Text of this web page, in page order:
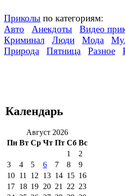
Приколы по категориям:
Авто
Анекдоты Видео
Криминал
Люди Мода
Природа
Пятница Разное
Календарь
Август 2026
Пн Вт Ср Чт Пт Сб Вс
1
2
3
4 5 6 7 8
9
10 11 12 13 14 15 16
17 18 19 20 21 22 23